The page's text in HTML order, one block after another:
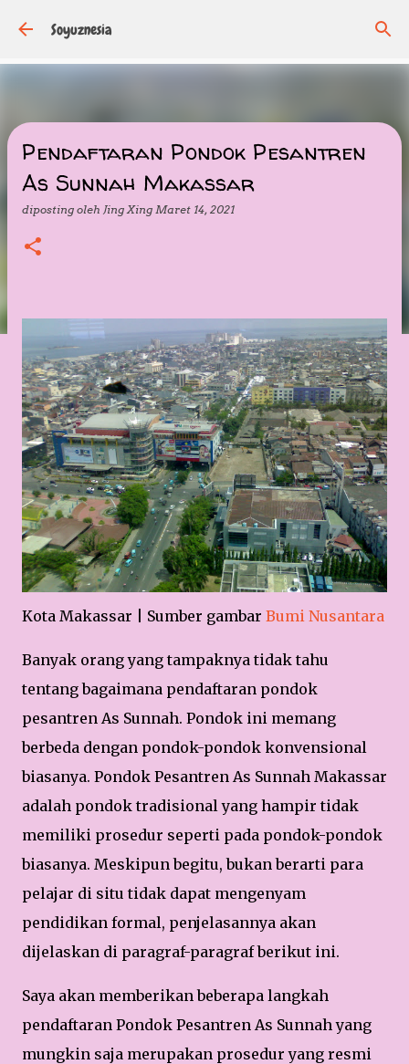
Langsung ke konten utama
Soyuznesia
Pendaftaran Pondok Pesantren
As Sunnah Makassar
diposting oleh Jing Xing Maret 14, 2021
Kota Makassar | Sumber gambar Bumi Nusantara
Banyak orang yang tampaknya tidak tahu
tentang bagaimana pendaftaran pondok
pesantren As Sunnah. Pondok ini memang
berbeda dengan pondok-pondok konvensional
biasanya. Pondok Pesantren As Sunnah Makassar
adalah pondok tradisional yang hampir tidak
memiliki prosedur seperti pada pondok-pondok
biasanya. Meskipun begitu, bukan berarti para
pelajar di situ tidak dapat mengenyam
pendidikan formal, penjelasannya akan
dijelaskan di paragraf-paragraf berikut ini.
Saya akan memberikan beberapa langkah
pendaftaran Pondok Pesantren As Sunnah yang
mungkin saja merupakan prosedur yang resmi